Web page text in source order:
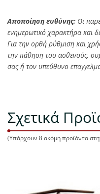
Αποποίηση ευθύνης: Οι
ενημερωτικό χαρακτήρα και
Για την ορθή ρύθμιση και
την πάθηση του ασθενούς,
σας ή τον υπεύθυνο
Σχετικά
(Υπάρχουν 8 ακόμη προϊόντα